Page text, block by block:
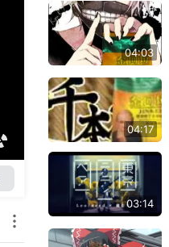
04:03
04:17
03:14